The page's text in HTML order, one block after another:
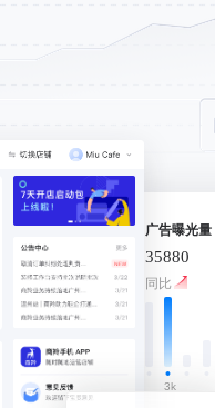
广告曝光量
35880
同比
3k